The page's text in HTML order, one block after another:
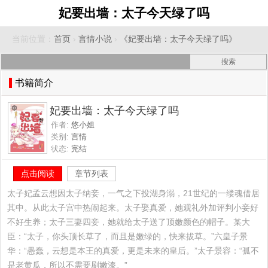
妃要出墙：太子今天绿了吗
当前位置： 首页 › 言情小说 › 《妃要出墙：太子今天绿了吗》
书籍简介
妃要出墙：太子今天绿了吗
作者: 悠小姐
类别: 言情
状态: 完结
点击阅读 章节列表
太子妃孟云想因太子纳妾，一气之下投湖身溺，21世纪的一缕魂借居
其中。从此太子宫中热闹起来。太子娶真爱，她观礼外加评判小妾好
不好生养；太子三妻四妾，她就给太子送了顶嫩颜色的帽子。某大
臣：“太子，你头顶长草了，而且是嫩绿的，快来拔草。”六皇子景
华：“愚蠢，云想是本王的真爱，更是未来的皇后。”太子景容：“孤不
是老黄瓜，所以不需要刷嫩漆。”